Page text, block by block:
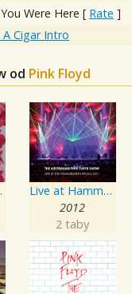
Were Here [ Rate ]
A Cigar Intro
od Pink Floyd
ation
Live at Hammersmith Apollo 2011
2012
2 taby